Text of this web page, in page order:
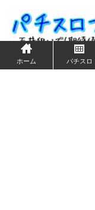
ホーム パチスロ